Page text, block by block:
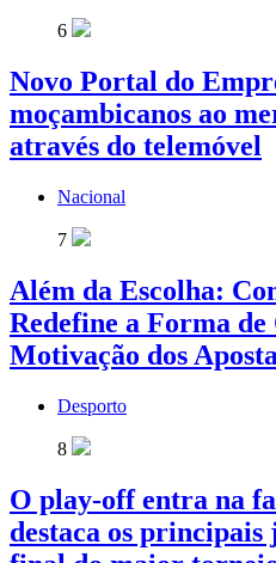
6
Novo Portal do
moçambicanos ao
através do telemóvel
Nacional
7
Além da Escolha:
Redefine a Forma
Motivação dos
Desporto
8
O play-off entra na
destaca os principais